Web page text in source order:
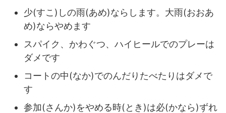
少(すこ)しの雨(あめ)ならします。大雨(おおあ
め)ならやめます
スパイク、かわぐつ、ハイヒールでのプレーは
ダメです
コートの中(なか)でのんだりたべたりはダメで
す
参加(さんか)をやめる時(とき)は必(かなら)ずれ